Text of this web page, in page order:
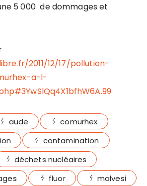
5 000  de dommages et
2011/12/17/pollution-
a-l-
aude
comurhex
contamination
déchets nucléaires
fluor
malvesi